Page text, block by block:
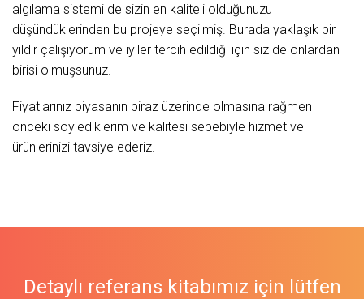
algılama sistemi de sizin en kaliteli olduğunuzu
düşündüklerinden bu projeye seçilmiş. Burada yaklaşık bir
yıldır çalışıyorum ve iyiler tercih edildiği için siz de onlardan
birisi olmuşsunuz.
Fiyatlarınız piyasanın biraz üzerinde olmasına rağmen
önceki söylediklerim ve kalitesi sebebiyle hizmet ve
ürünlerinizi tavsiye ederiz.
Detaylı referans kitabımız için lütfen